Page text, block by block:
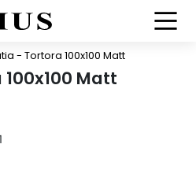
- Tortora 100x100 Matt
Matt